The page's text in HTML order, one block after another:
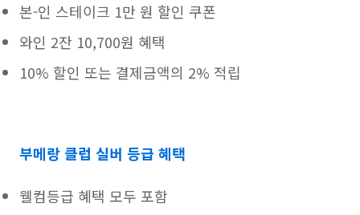
본-인 스테이크 1만 원 할인 쿠폰
와인 2잔 10,700원 혜택
10% 할인 또는 결제금액의 2% 적립
부메랑 클럽 실버 등급 혜택
웰컴등급 혜택 모두 포함